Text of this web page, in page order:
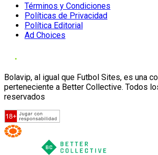
Términos y Condiciones
Políticas de Privacidad
Política Editorial
Ad Choices
Bolavip, al igual que Futbol Sites, es una
perteneciente a Better Collective. Todos
reservados